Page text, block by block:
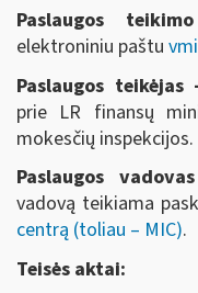
Paslaugos
elektroniniu paštu
Paslaugos teikėjas -
prie LR finansų
mokesčių inspekcijos.
Paslaugos
vadovą teikiama
centrą (toliau – MIC).
Teisės aktai: